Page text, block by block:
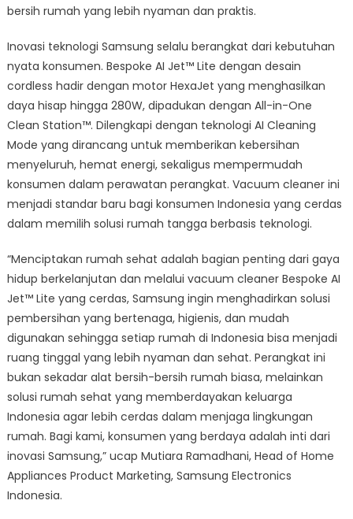
bersih rumah yang lebih nyaman dan praktis.
Inovasi teknologi Samsung selalu berangkat dari kebutuhan
nyata konsumen. Bespoke AI Jet™ Lite dengan desain
cordless hadir dengan motor HexaJet yang menghasilkan
daya hisap hingga 280W, dipadukan dengan All-in-One
Clean Station™. Dilengkapi dengan teknologi AI Cleaning
Mode yang dirancang untuk memberikan kebersihan
menyeluruh, hemat energi, sekaligus mempermudah
konsumen dalam perawatan perangkat. Vacuum cleaner ini
menjadi standar baru bagi konsumen Indonesia yang cerdas
dalam memilih solusi rumah tangga berbasis teknologi.
“Menciptakan rumah sehat adalah bagian penting dari gaya
hidup berkelanjutan dan melalui vacuum cleaner Bespoke AI
Jet™ Lite yang cerdas, Samsung ingin menghadirkan solusi
pembersihan yang bertenaga, higienis, dan mudah
digunakan sehingga setiap rumah di Indonesia bisa menjadi
ruang tinggal yang lebih nyaman dan sehat. Perangkat ini
bukan sekadar alat bersih-bersih rumah biasa, melainkan
solusi rumah sehat yang memberdayakan keluarga
Indonesia agar lebih cerdas dalam menjaga lingkungan
rumah. Bagi kami, konsumen yang berdaya adalah inti dari
inovasi Samsung,” ucap Mutiara Ramadhani, Head of Home
Appliances Product Marketing, Samsung Electronics
Indonesia.